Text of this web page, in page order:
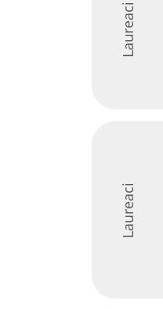
Laureaci
Laureaci